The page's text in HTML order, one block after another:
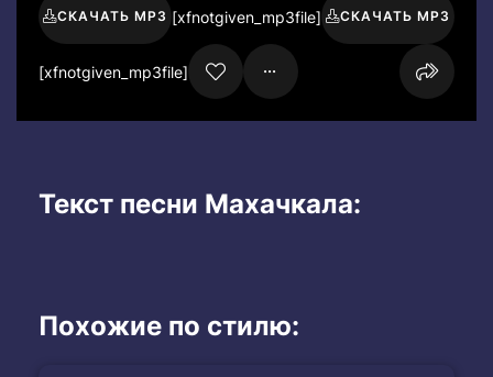
СКАЧАТЬ MP3 [xfnotgiven_mp3file] СКАЧАТЬ MP3
[xfnotgiven_mp3file]
Текст песни Махачкала:
Похожие по стилю: